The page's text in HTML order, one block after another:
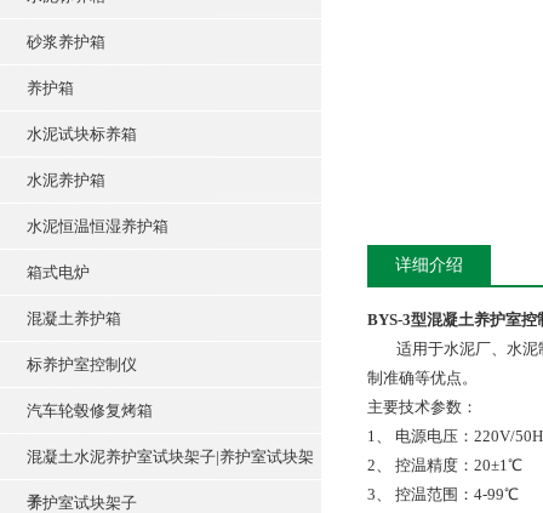
砂浆养护箱
养护箱
水泥试块标养箱
水泥养护箱
水泥恒温恒湿养护箱
箱式电炉
混凝土养护箱
标养护室控制仪
汽车轮毂修复烤箱
混凝土水泥养护室试块架子|养护室试块架
子
养护室试块架子
详细介绍
BYS-3型混凝土养护室控
适用于水泥厂、水泥
制准确等优点。
主要技术参数：
1、 电源电压：220V/
2、 控温精度：20±1℃
3、 控温范围：4-99℃